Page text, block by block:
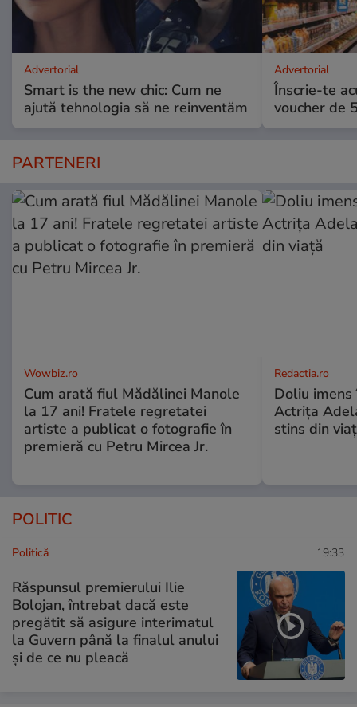
Advertorial
Smart is the new chic: Cum ne
ajută tehnologia să ne reinventăm
Advertorial
Înscrie-te
voucher de
PARTENERI
Wowbiz.ro
Cum arată fiul Mădălinei Manole
la 17 ani! Fratele regretatei
artiste a publicat o fotografie în
premieră cu Petru Mircea Jr.
Redactia.ro
Doliu
Actrița
stins din
POLITIC
Politică 19:33
Răspunsul premierului Ilie
Bolojan, întrebat dacă este
pregătit să asigure interimatul
la Guvern până la finalul anului
și de ce nu pleacă